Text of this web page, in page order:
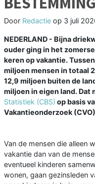
Door Redactie op 3 juli
NEDERLAND - Bijna
ouder ging in het
keren op vakantie.
miljoen mensen in totaal
12,9 miljoen buiten de
miljoen in eigen land. Dat
Statistiek (CBS) op basis
Vakantieonderzoek
Van de mensen die alleen
vakantie dan van de
eventueel kinderen
wonen, gaan gezinsleden